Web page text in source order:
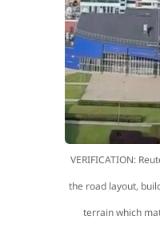
VERIFICATION:
the road layout,
terrain which